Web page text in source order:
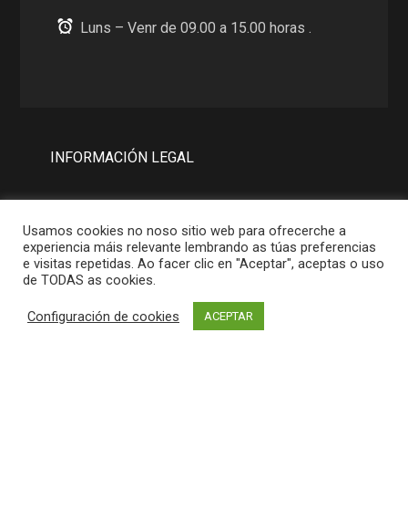
Luns – Venr de 09.00 a 15.00 horas .
INFORMACIÓN LEGAL
Política de Privacidad
Política de Cookies
Usamos cookies no noso sitio web para ofrecerche a
experiencia máis relevante lembrando as túas preferencias
e visitas repetidas. Ao facer clic en "Aceptar", aceptas o uso
de TODAS as cookies.
Configuración de cookies ACEPTAR